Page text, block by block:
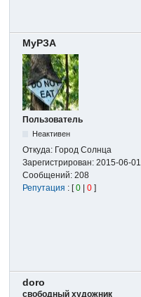
МуРЗА
Пользователь
Неактивен
Откуда: Город Солнца
Зарегистрирован:2015-06-01
Сообщений:208
Репутация : [0 |0 ]
doro
свободный художник